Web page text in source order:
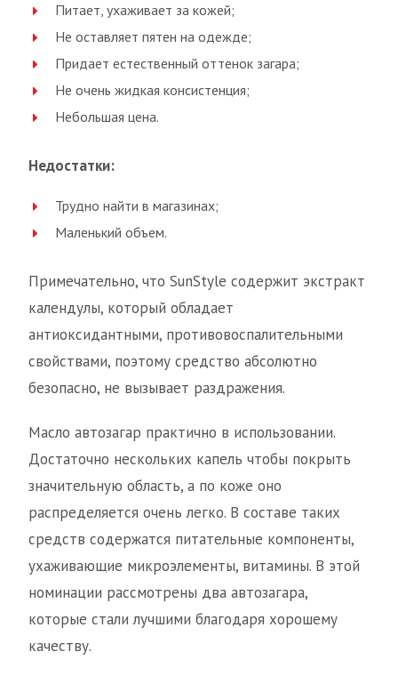
Питает, ухаживает за кожей;
Не оставляет пятен на одежде;
Придает естественный оттенок загара;
Не очень жидкая консистенция;
Небольшая цена.
Недостатки:
Трудно найти в магазинах;
Маленький объем.
Примечательно, что SunStyle содержит экстракт
календулы, который обладает
антиоксидантными, противовоспалительными
свойствами, поэтому средство абсолютно
безопасно, не вызывает раздражения.
Масло автозагар практично в использовании.
Достаточно нескольких капель чтобы покрыть
значительную область, а по коже оно
распределяется очень легко. В составе таких
средств содержатся питательные компоненты,
ухаживающие микроэлементы, витамины. В этой
номинации рассмотрены два автозагара,
которые стали лучшими благодаря хорошему
качеству.